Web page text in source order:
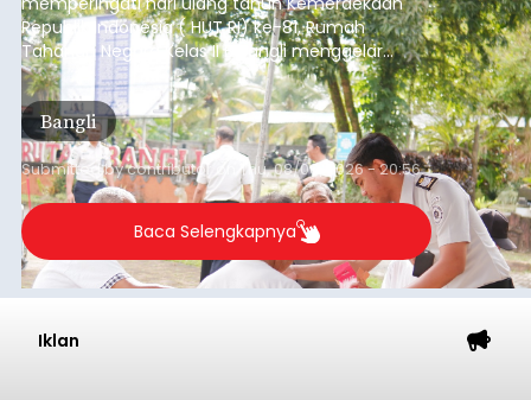
Republik Indonesia ( HUT RI) ke-81, Rumah
Tahanan Negara Kelas II B Bangli menggelar
kegiatan pemeriksaan kesehatan gratis, Rabu
(6/8/2026).
Bangli
Submitted bycontributor Thu, 08/06/2026 - 20:56
Baca Selengkapnya
Iklan